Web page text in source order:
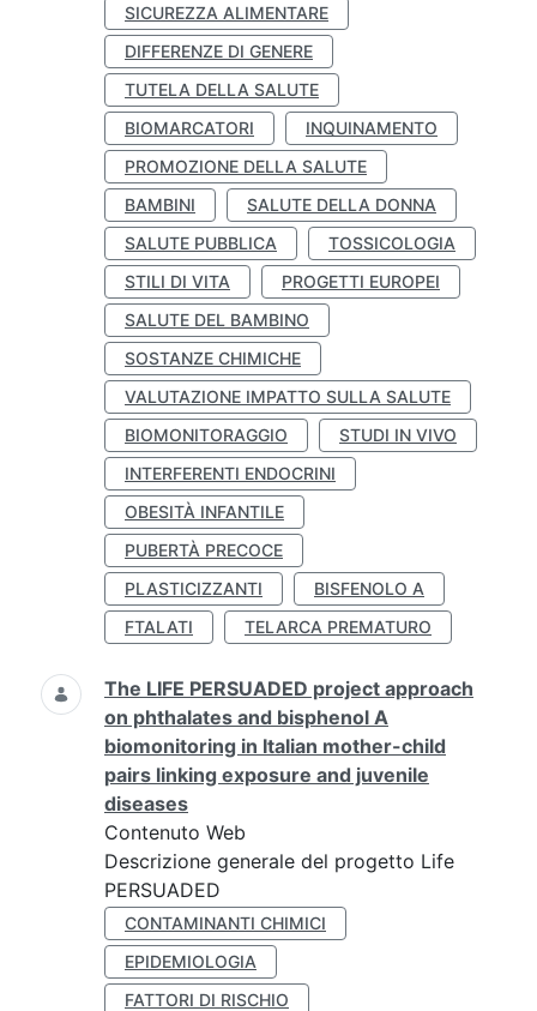
SICUREZZA ALIMENTARE
DIFFERENZE DI GENERE
TUTELA DELLA SALUTE
BIOMARCATORI
INQUINAMENTO
PROMOZIONE DELLA SALUTE
BAMBINI
SALUTE DELLA DONNA
SALUTE PUBBLICA
TOSSICOLOGIA
STILI DI VITA
PROGETTI EUROPEI
SALUTE DEL BAMBINO
SOSTANZE CHIMICHE
VALUTAZIONE IMPATTO SULLA SALUTE
BIOMONITORAGGIO
STUDI IN VIVO
INTERFERENTI ENDOCRINI
OBESITÀ INFANTILE
PUBERTÀ PRECOCE
PLASTICIZZANTI
BISFENOLO A
FTALATI
TELARCA PREMATURO
The LIFE PERSUADED project approach
on phthalates and bisphenol A
biomonitoring in Italian mother-child
pairs linking exposure and juvenile
diseases
Contenuto Web
Descrizione generale del progetto Life
PERSUADED
CONTAMINANTI CHIMICI
EPIDEMIOLOGIA
FATTORI DI RISCHIO